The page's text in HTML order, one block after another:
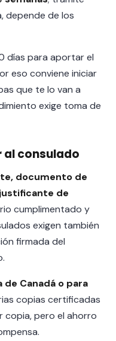
depende de los
días para aportar el
eso conviene iniciar
que te lo van a
exige toma de
consulado
documento de
de
cumplimentado y
exigen también
firmada del
de Canadá o para
copias certificadas
copia, pero el ahorro